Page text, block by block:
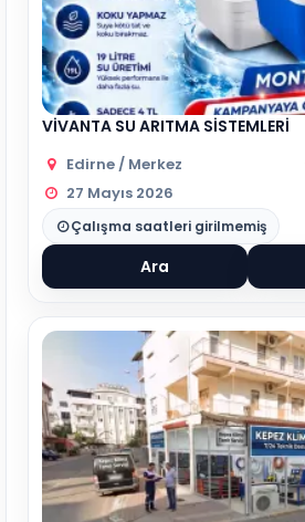
VİVANTA SU ARITMA SİSTEMLERİ
Edirne / Merkez
27 Mayıs 2026
Çalışma saatleri girilmemiş
Ara